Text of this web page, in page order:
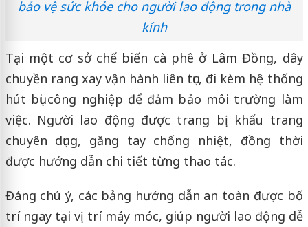
bảo vệ sức khỏe cho người lao động trong nhà
kính
Tại một cơ sở chế biến cà phê ở Lâm Đồng, dây
chuyền rang xay vận hành liên tục, đi kèm hệ thống
hút bụi công nghiệp để đảm bảo môi trường làm
việc. Người lao động được trang bị khẩu trang
chuyên dụng, găng tay chống nhiệt, đồng thời
được hướng dẫn chi tiết từng thao tác.
Đáng chú ý, các bảng hướng dẫn an toàn được bố
trí ngay tại vị trí máy móc, giúp người lao động dễ